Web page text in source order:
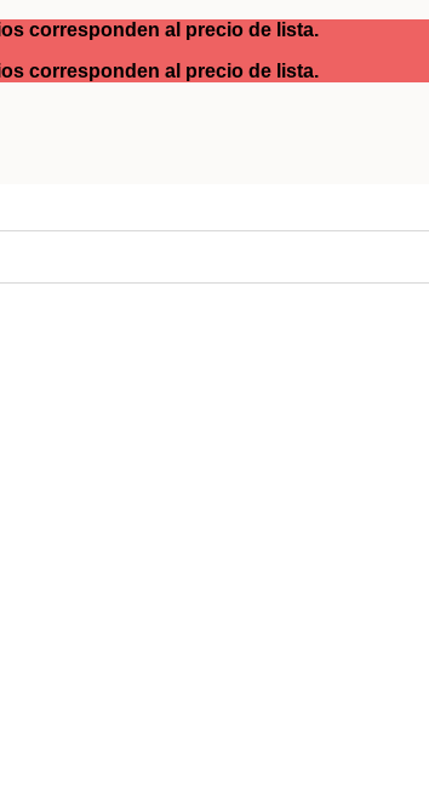
corresponden al precio de lista.
corresponden al precio de lista.